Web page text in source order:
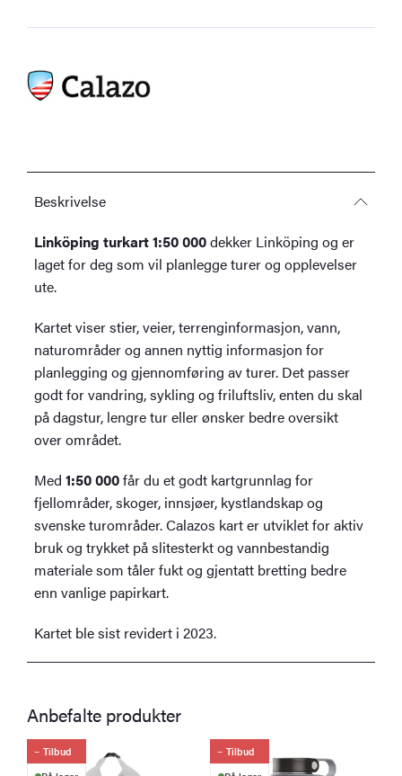
Beskrivelse
Linköping turkart 1:50 000dekker Linköping og er
laget for deg som vil planlegge turer og opplevelser
ute.
Kartet viser stier, veier, terrenginformasjon, vann,
naturområder og annen nyttig informasjon for
planlegging og gjennomføring av turer. Det passer
godt for vandring, sykling og friluftsliv, enten du skal
på dagstur, lengre tur eller ønsker bedre oversikt
over området.
Med1:50 000får du et godt kartgrunnlag for
fjellområder, skoger, innsjøer, kystlandskap og
svenske turområder. Calazos kart er utviklet for aktiv
bruk og trykket på slitesterkt og vannbestandig
materiale som tåler fukt og gjentatt bretting bedre
enn vanlige papirkart.
Kartet ble sist revidert i 2023.
Anbefalte produkter
Tilbud
Tilbud